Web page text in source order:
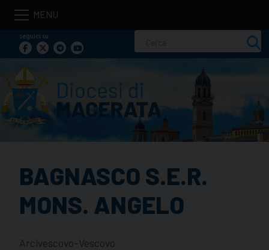
Skip
contentseguici su
per:
BAGNASCO S.E.R.
MONS. ANGELO
Arcivescovo-Vescovo